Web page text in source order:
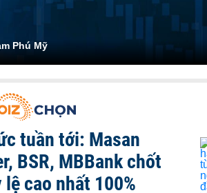
Phú Mỹ
tuần tới: Masan
BSR, MBBank chốt
cao nhất 100%